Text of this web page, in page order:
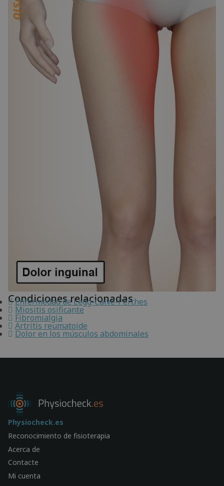
Condiciones relacionadas
Enfermedad de Legg-Calvé-Perthes
Miositis osificante
Fibromialgia
Artritis reumatoide
Dolor en los músculos abdominales
Physiocheck.es
Reconocimiento de fisioterapia
Acerca de
Contacte
Mi cuenta